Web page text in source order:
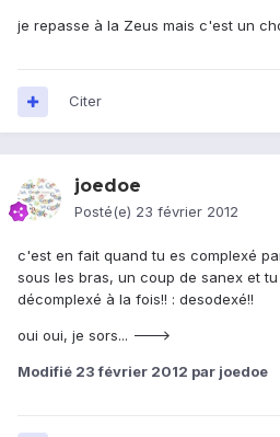
je repasse à la Zeus mais c'est un
Citer
joedoe
Posté(e) 23 février 2012
c'est en fait quand tu es complexé
sous les bras, un coup de sanex et
décomplexé à la fois!! : desodexé!!
oui oui, je sors... --->
Modifié 23 février 2012 par joedoe